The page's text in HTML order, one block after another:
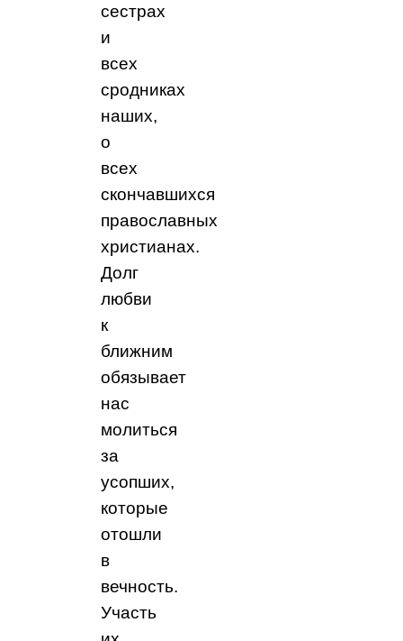
сестрах
и
всех
сродниках
наших,
о
всех
скончавшихся
православных
христианах.
Долг
любви
к
ближним
обязывает
нас
молиться
за
усопших,
которые
отошли
в
вечность.
Участь